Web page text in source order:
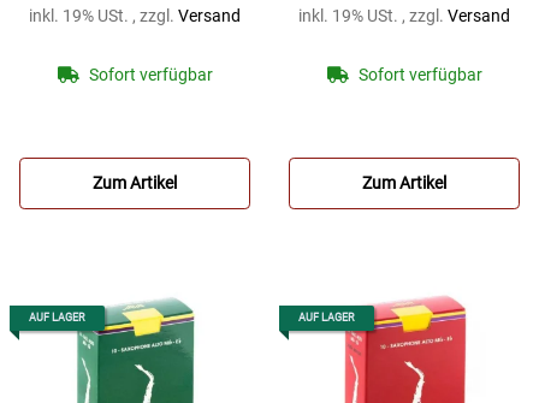
(10er Packung)
inkl. 19% USt. , zzgl. Versand
Sofort verfügbar
Zum Artikel
(10er Packung)
inkl. 19% USt. , zzgl. Versand
Sofort verfügbar
Zum Artikel
AUF LAGER AUF LAGER